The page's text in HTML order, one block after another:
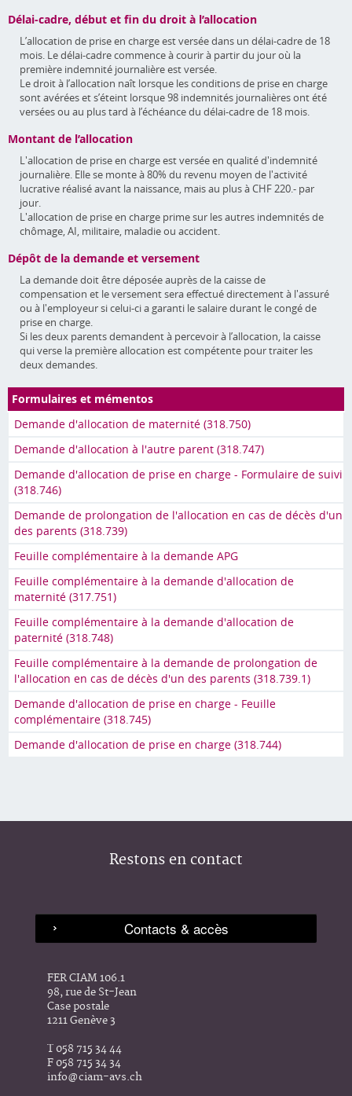
Délai-cadre, début et fin du droit à l’allocation
L’allocation de prise en charge est versée dans un délai-cadre de 18
mois. Le délai-cadre commence à courir à partir du jour où la
première indemnité journalière est versée.
Le droit à l’allocation naît lorsque les conditions de prise en charge
sont avérées et s’éteint lorsque 98 indemnités journalières ont été
versées ou au plus tard à l’échéance du délai-cadre de 18 mois.
Montant de l’allocation
L'allocation de prise en charge est versée en qualité d'indemnité
journalière. Elle se monte à 80% du revenu moyen de l'activité
lucrative réalisé avant la naissance, mais au plus à CHF 220.- par
jour.
L'allocation de prise en charge prime sur les autres indemnités de
chômage, AI, militaire, maladie ou accident.
Dépôt de la demande et versement
La demande doit être déposée auprès de la caisse de
compensation et le versement sera effectué directement à l'assuré
ou à l'employeur si celui-ci a garanti le salaire durant le congé de
prise en charge.
Si les deux parents demandent à percevoir à l’allocation, la caisse
qui verse la première allocation est compétente pour traiter les
deux demandes.
Formulaires et mémentos
Demande d'allocation de maternité (318.750)
Demande d'allocation à l'autre parent (318.747)
Demande d'allocation de prise en charge - Formulaire de suivi
(318.746)
Demande de prolongation de l'allocation en cas de décès d'un
des parents (318.739)
Feuille complémentaire à la demande APG
Feuille complémentaire à la demande d'allocation de
maternité (317.751)
Feuille complémentaire à la demande d'allocation de
paternité (318.748)
Feuille complémentaire à la demande de prolongation de
l'allocation en cas de décès d'un des parents (318.739.1)
Demande d'allocation de prise en charge - Feuille
complémentaire (318.745)
Demande d'allocation de prise en charge (318.744)
Restons en contact
FER CIAM 106.1
98, rue de St-Jean
Case postale
1211 Genève 3
T 058 715 34 44
F 058 715 34 34
info@ciam-avs.ch